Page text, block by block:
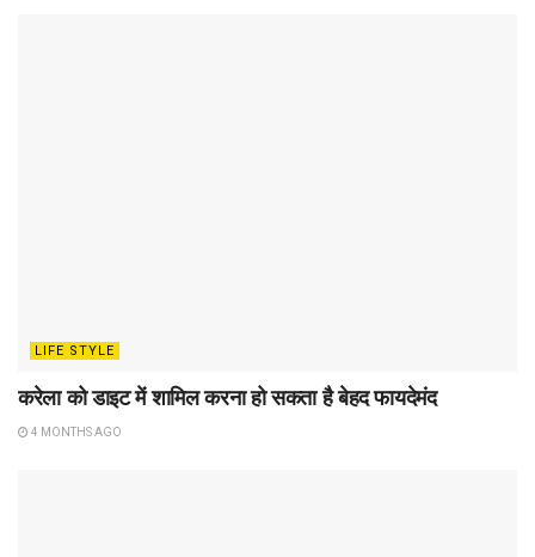
LIFE STYLE
करेला को डाइट में शामिल करना हो सकता है बेहद फायदेमंद
4 MONTHS AGO